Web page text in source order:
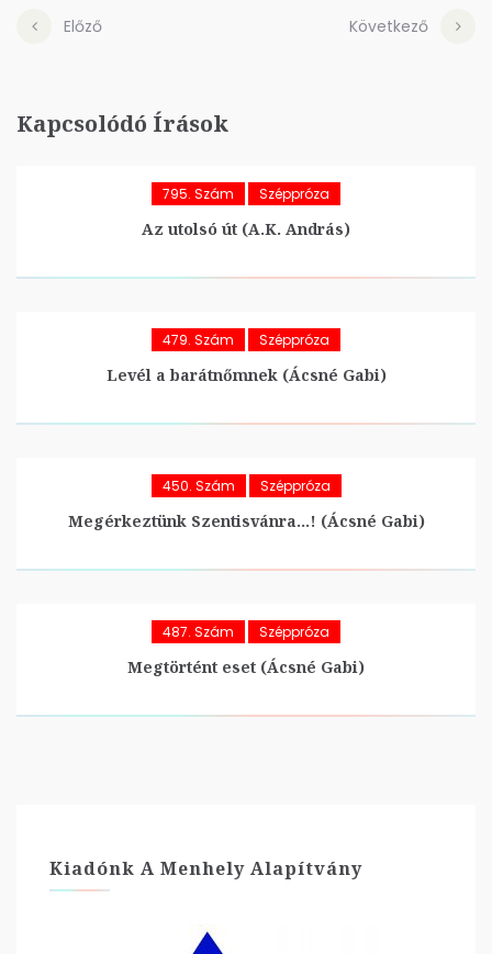
Előző Következő
Kapcsolódó Írások
795. Szám Széppróza
Az utolsó út (A.K. András)
479. Szám Széppróza
Levél a barátnőmnek (Ácsné Gabi)
450. Szám Széppróza
Megérkeztünk Szentisvánra…! (Ácsné Gabi)
487. Szám Széppróza
Megtörtént eset (Ácsné Gabi)
Kiadónk A Menhely Alapítvány